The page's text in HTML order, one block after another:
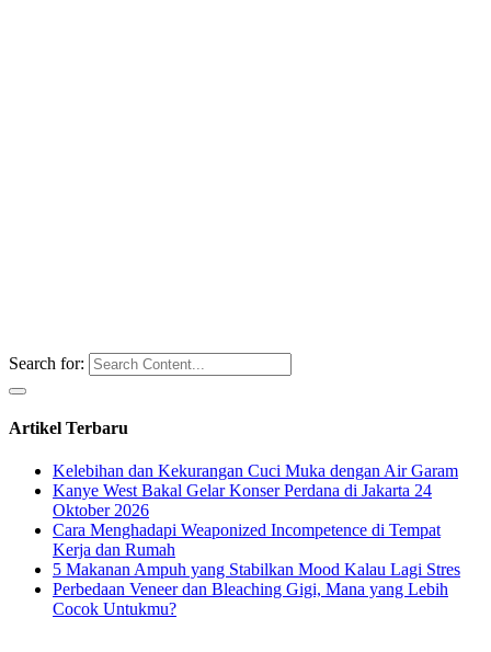
Search for:
Artikel Terbaru
Kelebihan dan Kekurangan Cuci Muka dengan Air Garam
Kanye West Bakal Gelar Konser Perdana di Jakarta 24
Oktober 2026
Cara Menghadapi Weaponized Incompetence di Tempat
Kerja dan Rumah
5 Makanan Ampuh yang Stabilkan Mood Kalau Lagi Stres
Perbedaan Veneer dan Bleaching Gigi, Mana yang Lebih
Cocok Untukmu?